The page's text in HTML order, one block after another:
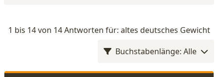
1 bis 14 von 14 Antworten für: altes deutsches Gewicht
Buchstabenlänge: Alle